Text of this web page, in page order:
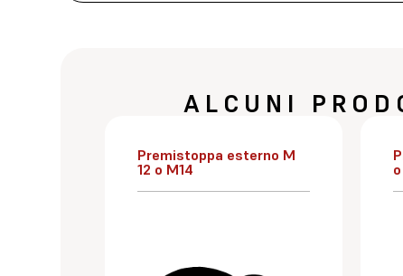
ALCUNI
Premistoppa esterno M
12 o M14